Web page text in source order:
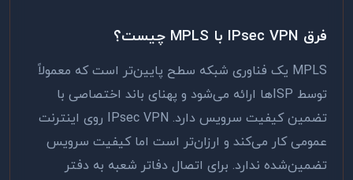
فرق IPsec VPN با MPLS چیست؟
MPLS یک فناوری شبکه سطح پایین‌تر است که معمولاً
توسط ISP‌ها ارائه می‌شود و پهنای باند اختصاصی با
تضمین کیفیت سرویس دارد. IPsec VPN روی اینترنت
عمومی کار می‌کند و ارزان‌تر است اما کیفیت سرویس
تضمین‌شده ندارد. برای اتصال دفاتر شعبه به دفتر